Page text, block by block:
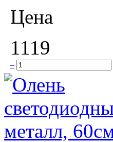
Цена
1119
–